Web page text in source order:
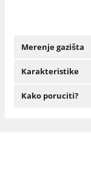
Merenje gazišta
Karakteristike
Kako poruciti?